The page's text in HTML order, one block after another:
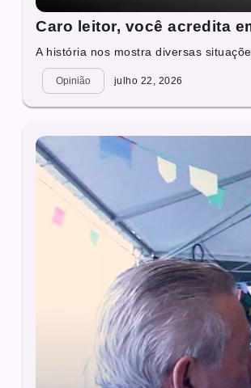
Caro leitor, você acredita
A história nos mostra diversas
Opinião julho 22, 2026